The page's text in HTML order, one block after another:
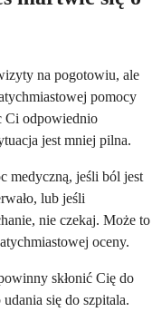
na pogotowiu, ale
pomocy
Ci odpowiednio
jest mniej pilna.
medyczną, jeśli ból jest
lub jeśli
nie czekaj. Może to
oceny.
skłonić Cię do
się do szpitala.